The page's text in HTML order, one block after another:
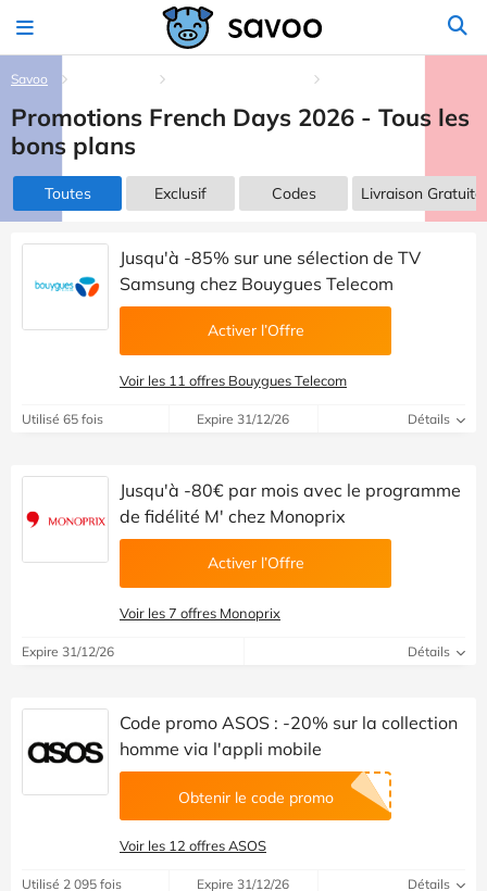
Savoo
Promotions French Days 2026 - Tous les
bons plans
Toutes Exclusif Codes Livraison Gratuite
Jusqu'à -85% sur une sélection de TV
Samsung chez Bouygues Telecom
Activer l’Offre
Voir les 11 offres Bouygues Telecom
Utilisé 65 fois Expire 31/12/26 Détails
Jusqu'à -80€ par mois avec le programme
de fidélité M' chez Monoprix
Activer l’Offre
Voir les 7 offres Monoprix
Expire 31/12/26 Détails
Code promo ASOS : -20% sur la collection
homme via l'appli mobile
Obtenir le code promo
Voir les 12 offres ASOS
Utilisé 2 095 fois Expire 31/12/26 Détails